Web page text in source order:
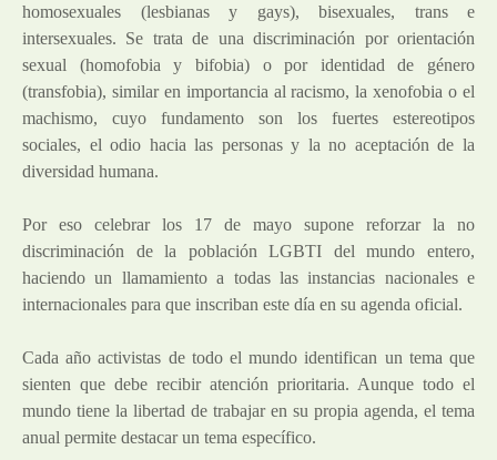
homosexuales (lesbianas y gays), bisexuales, trans e
intersexuales. Se trata de una discriminación por orientación
sexual (homofobia y bifobia) o por identidad de género
(transfobia), similar en importancia al racismo, la xenofobia o el
machismo, cuyo fundamento son los fuertes estereotipos
sociales, el odio hacia las personas y la no aceptación de la
diversidad humana.
Por eso celebrar los 17 de mayo supone reforzar la no
discriminación de la población LGBTI del mundo entero,
haciendo un llamamiento a todas las instancias nacionales e
internacionales para que inscriban este día en su agenda oficial.
Cada año activistas de todo el mundo identifican un tema que
sienten que debe recibir atención prioritaria. Aunque todo el
mundo tiene la libertad de trabajar en su propia agenda, el tema
anual permite destacar un tema específico.